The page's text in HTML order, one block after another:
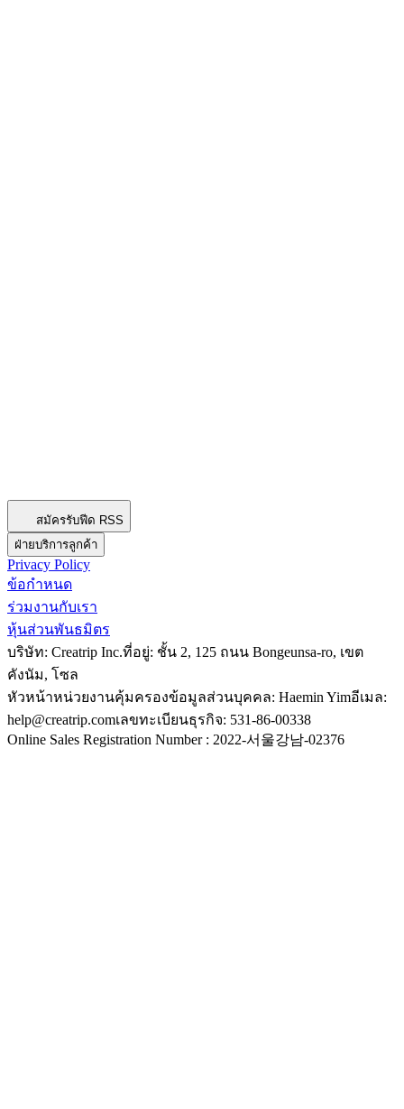
สมัครรับฟีด RSS
ฝ่ายบริการลูกค้า
Privacy Policy
ข้อกำหนด
ร่วมงานกับเรา
หุ้นส่วนพันธมิตร
บริษัท: Creatrip Inc.ที่อยู่: ชั้น 2, 125 ถนน Bongeunsa-ro, เขต
คังนัม, โซล
หัวหน้าหน่วยงานคุ้มครองข้อมูลส่วนบุคคล: Haemin Yimอีเมล:
help@creatrip.comเลขทะเบียนธุรกิจ: 531-86-00338
Online Sales Registration Number : 2022-서울강남-02376